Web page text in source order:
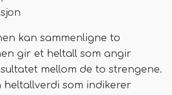
kan sammenligne to
gir et heltall som angir
mellom de to strengene.
heltallverdi som indikerer